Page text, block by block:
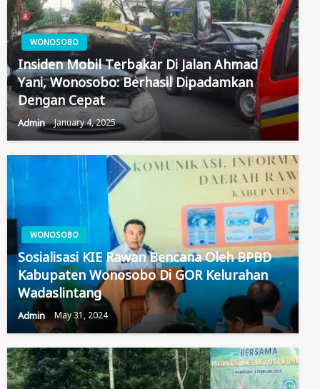
WONOSOBO
Insiden Mobil Terbakar Di Jalan Ahmad
Yani, Wonosobo: Berhasil Dipadamkan
Dengan Cepat
Admin January 4, 2025
WONOSOBO
Sosialisasi KIE Rawan Bencana Oleh BPBD
Kabupaten Wonosobo Di GOR Kelurahan
Wadaslintang
Admin May 31, 2024